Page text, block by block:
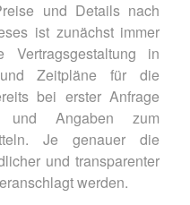
und Details nach
ist zunächst immer
in
und Zeitpläne für die
bei erster Anfrage
und Angaben zum
Je genauer die
und transparenter
werden.